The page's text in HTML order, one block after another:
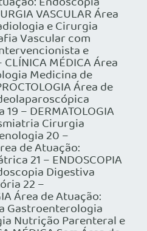
VASCULAR Área
e Cirurgia
Vascular com
e
MÉDICA Área
Medicina de
Área de
– DERMATOLOGIA
Cirurgia
20 –
de Atuação:
21 – ENDOSCOPIA
Digestiva
22 –
Área de Atuação:
Gastroenterologia
Nutrição Parenteral e